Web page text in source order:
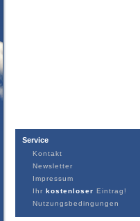
Service
Kontakt
Newsletter
Impressum
Ihr kostenloser Eintrag!
Nutzungsbedingungen